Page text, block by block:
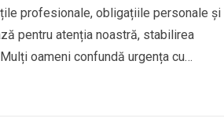
profesionale, obligațiile personale și
pentru atenția noastră, stabilirea
oameni confundă urgența cu